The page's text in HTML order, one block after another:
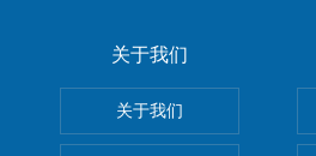
关于我们
关于我们